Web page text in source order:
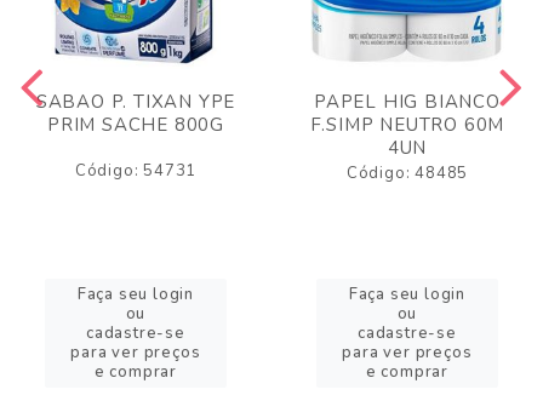
SABAO P. TIXAN YPE
PRIM SACHE 800G
Código: 54731
Faça seu login
ou
cadastre-se
para ver preços
e comprar
PAPEL HIG BIANCO
F.SIMP NEUTRO 60M
4UN
Código: 48485
Faça seu login
ou
cadastre-se
para ver preços
e comprar